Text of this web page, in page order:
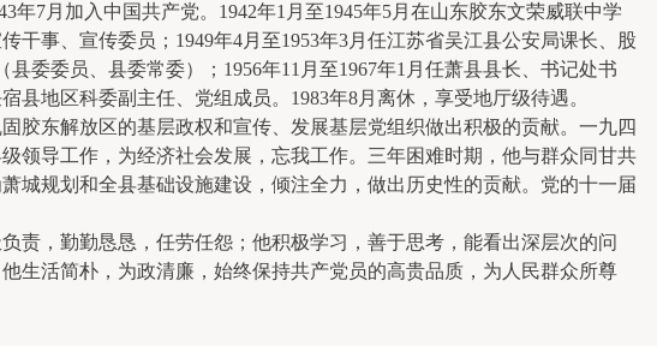
年7月加入中国共产党。1942年1月至1945年5月在山东胶东文荣威联中学
干事、宣传委员；1949年4月至1953年3月任江苏省吴江县公安局课长、股
委委员、县委常委）；1956年11月至1967年1月任萧县县长、书记处书
县地区科委副主任、党组成员。1983年8月离休，享受地厅级待遇。
东解放区的基层政权和宣传、发展基层党组织做出积极的贡献。一九四
领导工作，为经济社会发展，忘我工作。三年困难时期，他与群众同甘共
城规划和全县基础设施建设，倾注全力，做出历史性的贡献。党的十一届
，勤勤恳恳，任劳任怨；他积极学习，善于思考，能看出深层次的问
生活简朴，为政清廉，始终保持共产党员的高贵品质，为人民群众所尊